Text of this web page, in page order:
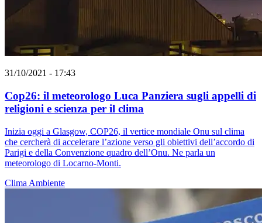
31/10/2021 - 17:43
Cop26: il meteorologo Luca Panziera sugli appelli di
religioni e scienza per il clima
Inizia oggi a Glasgow, COP26, il vertice mondiale Onu sul clima
che cercherà di accelerare l’azione verso gli obiettivi dell’accordo di
Parigi e della Convenzione quadro dell’Onu. Ne parla un
meteorologo di Locarno-Monti.
Clima Ambiente